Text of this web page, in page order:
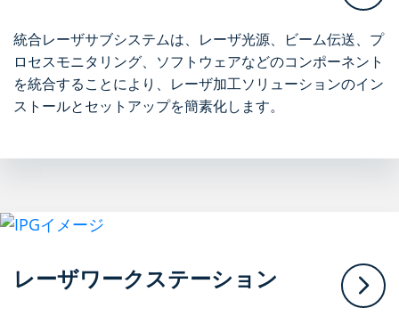
統合レーザサブシステムは、レーザ光源、ビーム伝送、プ
ロセスモニタリング、ソフトウェアなどのコンポーネント
を統合することにより、レーザ加工ソリューションのイン
ストールとセットアップを簡素化します。
レーザワークステーション